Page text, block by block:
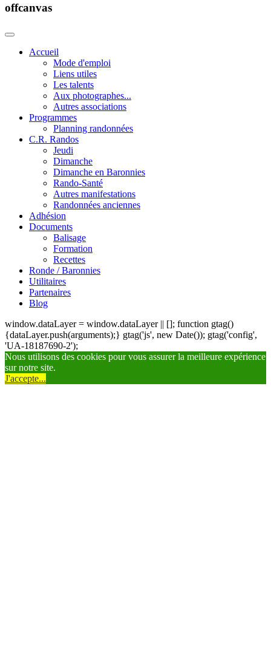
offcanvas
Accueil
Mode d'emploi
Liens utiles
Les talents
Aux photographes...
Autres associations
Programmes
Planning randonnées
C.R. Randos
Jeudi
Dimanche
Dimanche en Baronnies
Rando-Santé
Autres manifestations
Randonnées anciennes
Adhésion
Documents
Balisage
Formation
Recettes
Ronde / Baronnies
Utilitaires
Partenaires
Blog
window.dataLayer = window.dataLayer || []; function gtag()
{dataLayer.push(arguments);} gtag('js', new Date()); gtag('config',
'UA-18187690-2');
Nous utilisons des cookies pour vous assurer la meilleure expérience
sur notre site.
J'accepte...